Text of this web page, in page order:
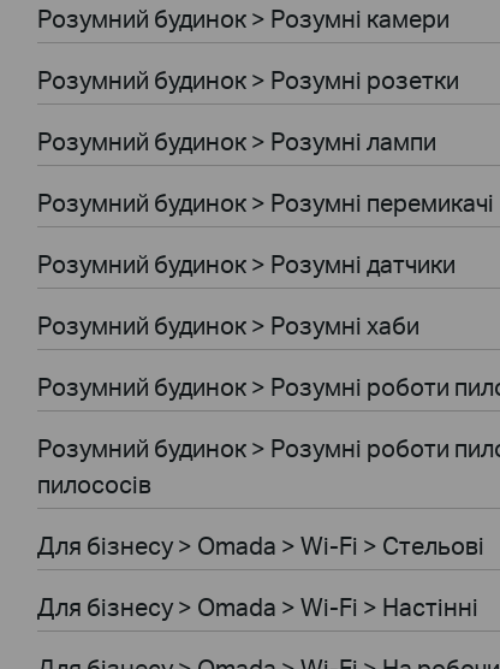
Розумний будинок > Розумні камери
Розумний будинок > Розумні розетки
Розумний будинок > Розумнi лампи
Розумний будинок > Розумні перемикачі
Розумний будинок > Розумні датчики
Розумний будинок > Розумні хаби
Розумний будинок > Розумні роботи
Розумний будинок > Розумні роботи
пилососів
Для бiзнесу > Omada > Wi-Fi > Стельові
Для бiзнесу > Omada > Wi-Fi > Настінні